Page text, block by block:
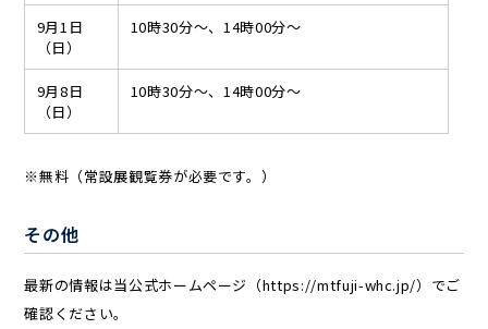
9月1日
（日）
10時30分～、14時00分～
9月8日
（日）
10時30分～、14時00分～
※無料（常設展観覧券が必要です。）
その他
最新の情報は当公式ホームページ（https://mtfuji-whc.jp/）でご
確認ください。